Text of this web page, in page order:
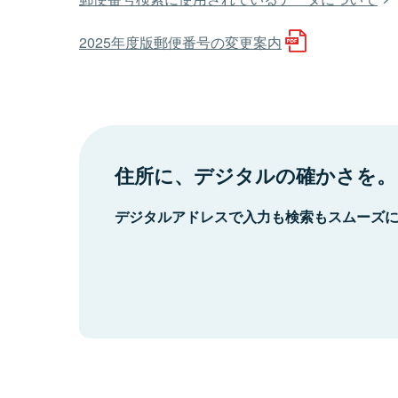
2025年度版郵便番号の変更案内
住所に、デジタルの確かさを。
デジタルアドレスで入力も検索もスムーズ